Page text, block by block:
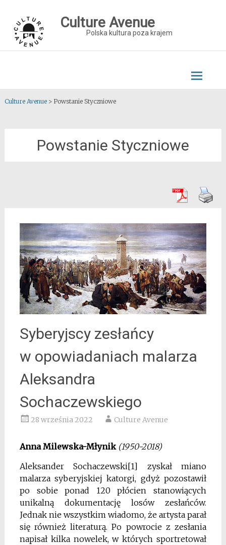
content
Culture Avenue
Polska kultura poza krajem
Culture Avenue> Powstanie Styczniowe
Powstanie Styczniowe
Syberyjscy zesłańcy
w opowiadaniach malarza
Aleksandra
Sochaczewskiego
28 września 2022 Culture Avenue
Anna Milewska-Młynik (1950-2018)
Aleksander Sochaczewski[1] zyskał miano
malarza syberyjskiej katorgi, gdyż pozostawił
po sobie ponad 120 płócien stanowiących
unikalną dokumentację losów zesłańców.
Jednak nie wszystkim wiadomo, że artysta parał
się również literaturą. Po powrocie z zesłania
napisał kilka nowelek, w których sportretował